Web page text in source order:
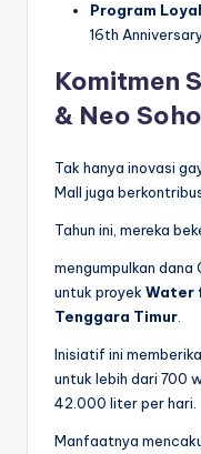
Program
16th
Komitmen
& Neo
Tak hanya inovasi
Mall juga
Tahun ini, mereka
mengumpulkan
untuk proyek Water
Tenggara Timur
Inisiatif ini
untuk lebih dari 700
42.000 liter per hari.
Manfaatnya